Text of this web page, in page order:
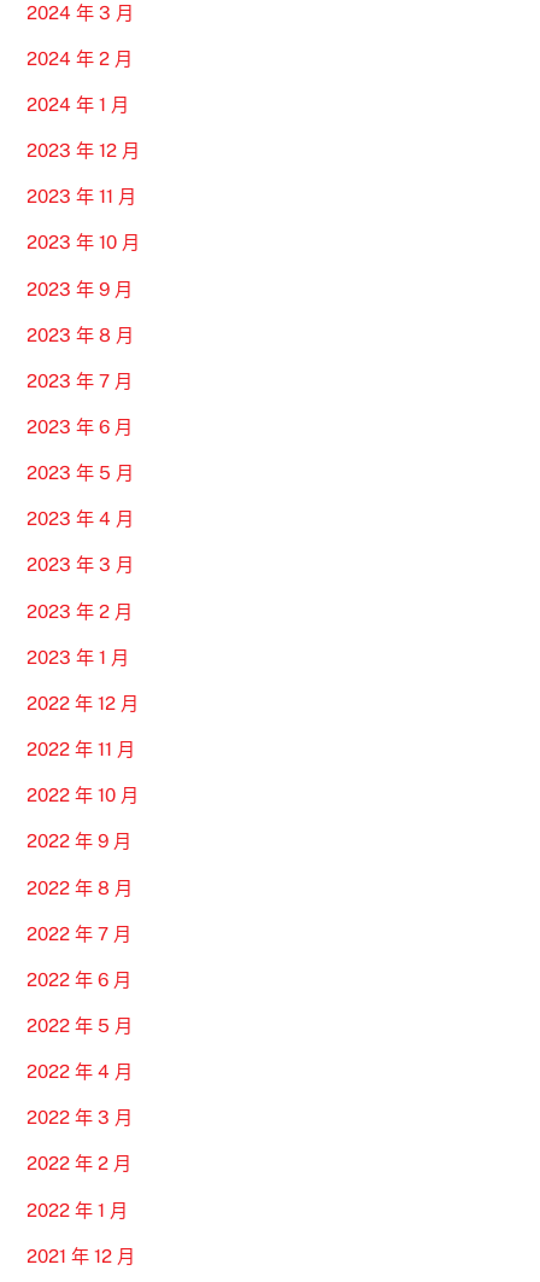
2024 年 3 月
2024 年 2 月
2024 年 1 月
2023 年 12 月
2023 年 11 月
2023 年 10 月
2023 年 9 月
2023 年 8 月
2023 年 7 月
2023 年 6 月
2023 年 5 月
2023 年 4 月
2023 年 3 月
2023 年 2 月
2023 年 1 月
2022 年 12 月
2022 年 11 月
2022 年 10 月
2022 年 9 月
2022 年 8 月
2022 年 7 月
2022 年 6 月
2022 年 5 月
2022 年 4 月
2022 年 3 月
2022 年 2 月
2022 年 1 月
2021 年 12 月